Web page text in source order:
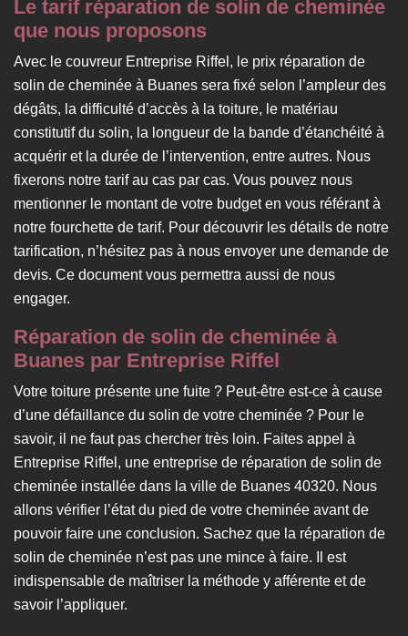
Le tarif réparation de solin de cheminée
que nous proposons
Avec le couvreur Entreprise Riffel, le prix réparation de
solin de cheminée à Buanes sera fixé selon l’ampleur des
dégâts, la difficulté d’accès à la toiture, le matériau
constitutif du solin, la longueur de la bande d’étanchéité à
acquérir et la durée de l’intervention, entre autres. Nous
fixerons notre tarif au cas par cas. Vous pouvez nous
mentionner le montant de votre budget en vous référant à
notre fourchette de tarif. Pour découvrir les détails de notre
tarification, n’hésitez pas à nous envoyer une demande de
devis. Ce document vous permettra aussi de nous
engager.
Réparation de solin de cheminée à
Buanes par Entreprise Riffel
Votre toiture présente une fuite ? Peut-être est-ce à cause
d’une défaillance du solin de votre cheminée ? Pour le
savoir, il ne faut pas chercher très loin. Faites appel à
Entreprise Riffel, une entreprise de réparation de solin de
cheminée installée dans la ville de Buanes 40320. Nous
allons vérifier l’état du pied de votre cheminée avant de
pouvoir faire une conclusion. Sachez que la réparation de
solin de cheminée n’est pas une mince à faire. Il est
indispensable de maîtriser la méthode y afférente et de
savoir l’appliquer.